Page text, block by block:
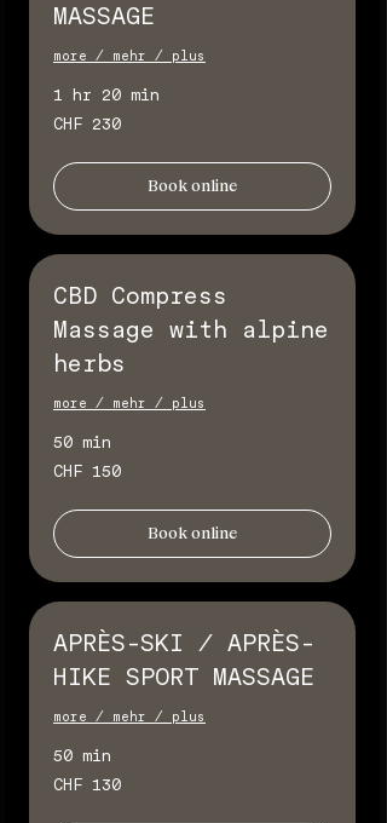
MASSAGE
more / mehr / plus
1 hr 20 min
230
Schweizer
CHF 230
Book online
CBD Compress
Massage with alpine
herbs
more / mehr / plus
50 min
150
Schweizer
CHF 150
Book online
APRÈS-SKI / APRÈS-
HIKE SPORT MASSAGE
more / mehr / plus
50 min
130
Schweizer
CHF 130